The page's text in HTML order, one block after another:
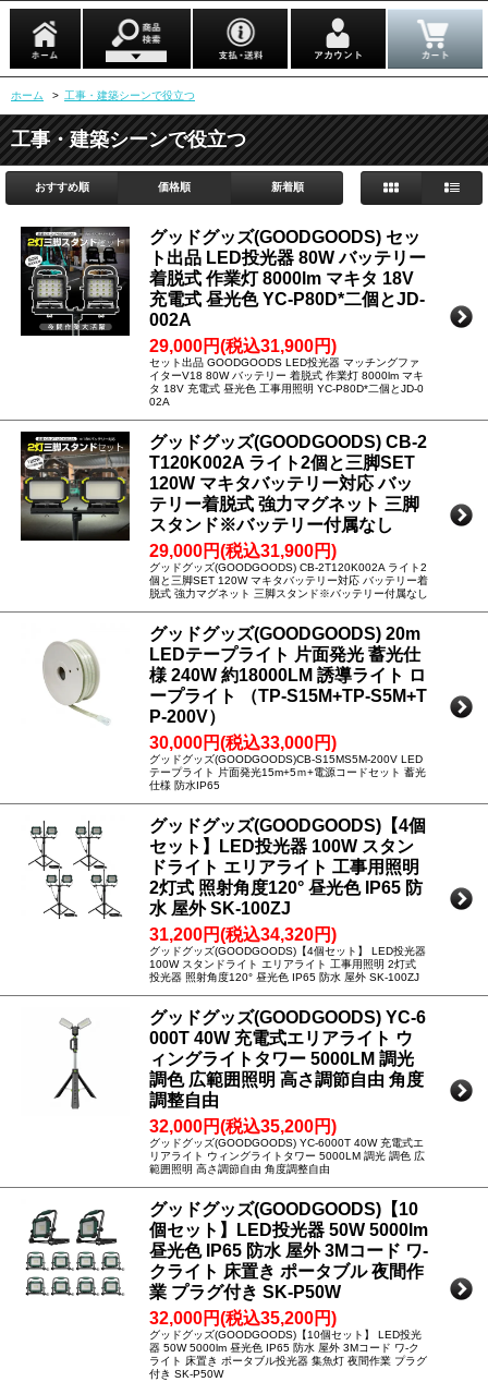
ホーム > 工事・建築シーンで役立つ
工事・建築シーンで役立つ
おすすめ順 価格順 新着順
グッドグッズ(GOODGOODS) セッ
ト出品 LED投光器 80W バッテリー
着脱式 作業灯 8000lm マキタ 18V
充電式 昼光色 YC-P80D*二個とJD-
002A
29,000円(税込31,900円)
セット出品 GOODGOODS LED投光器 マッチングファ
イターV18 80W バッテリー 着脱式 作業灯 8000lm マキ
タ 18V 充電式 昼光色 工事用照明 YC-P80D*二個とJD-0
02A
グッドグッズ(GOODGOODS) CB-2
T120K002A ライト2個と三脚SET
120W マキタバッテリー対応 バッ
テリー着脱式 強力マグネット 三脚
スタンド※バッテリー付属なし
29,000円(税込31,900円)
グッドグッズ(GOODGOODS) CB-2T120K002A ライト2
個と三脚SET 120W マキタバッテリー対応 バッテリー着
脱式 強力マグネット 三脚スタンド※バッテリー付属なし
グッドグッズ(GOODGOODS) 20m
LEDテープライト 片面発光 蓄光仕
様 240W 約18000LM 誘導ライト ロ
ープライト （TP-S15M+TP-S5M+T
P-200V）
30,000円(税込33,000円)
グッドグッズ(GOODGOODS)CB-S15MS5M-200V LED
テープライト 片面発光15m+5ｍ+電源コードセット 蓄光
仕様 防水IP65
グッドグッズ(GOODGOODS)【4個
セット】LED投光器 100W スタン
ドライト エリアライト 工事用照明
2灯式 照射角度120° 昼光色 IP65 防
水 屋外 SK-100ZJ
31,200円(税込34,320円)
グッドグッズ(GOODGOODS)【4個セット】 LED投光器
100W スタンドライト エリアライト 工事用照明 2灯式
投光器 照射角度120° 昼光色 IP65 防水 屋外 SK-100ZJ
グッドグッズ(GOODGOODS) YC-6
000T 40W 充電式エリアライト ウ
ィングライトタワー 5000LM 調光
調色 広範囲照明 高さ調節自由 角度
調整自由
32,000円(税込35,200円)
グッドグッズ(GOODGOODS) YC-6000T 40W 充電式エ
リアライト ウィングライトタワー 5000LM 調光 調色 広
範囲照明 高さ調節自由 角度調整自由
グッドグッズ(GOODGOODS)【10
個セット】LED投光器 50W 5000lm
昼光色 IP65 防水 屋外 3Mコード ワ-
クライト 床置き ポータブル 夜間作
業 プラグ付き SK-P50W
32,000円(税込35,200円)
グッドグッズ(GOODGOODS)【10個セット】 LED投光
器 50W 5000lm 昼光色 IP65 防水 屋外 3Mコード ワ-ク
ライト 床置き ポータブル投光器 集魚灯 夜間作業 プラグ
付き SK-P50W